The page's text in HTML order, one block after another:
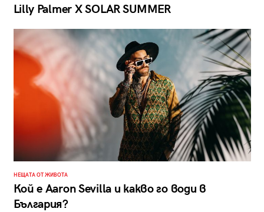
Lilly Palmer X SOLAR SUMMER
НЕЩАТА ОТ ЖИВОТА
Кой е Aaron Sevilla и какво го води в
България?